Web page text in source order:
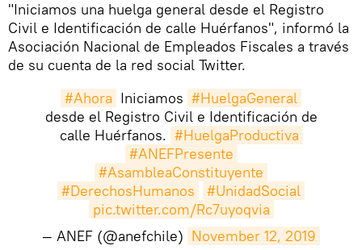
"Iniciamos una huelga general desde el Registro
Civil e Identificación de calle Huérfanos", informó la
Asociación Nacional de Empleados Fiscales a través
de su cuenta de la red social Twitter.
#Ahora Iniciamos #HuelgaGeneral
desde el Registro Civil e Identificación de
calle Huérfanos. #HuelgaProductiva
#ANEFPresente
#AsambleaConstituyente
#DerechosHumanos
#UnidadSocial
pic.twitter.com/Rc7uyoqvia
— ANEF (@anefchile) November 12, 2019